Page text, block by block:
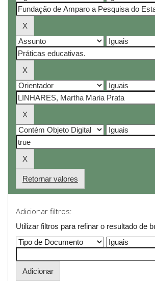
Retornar valores
Adicionar filtros:
Utilizar filtros para refinar o resultado de